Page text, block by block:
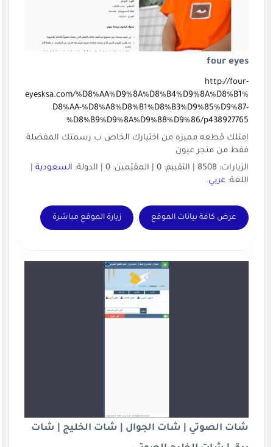
four eyes
http://four-
eyesksa.com/%D8%AA%D9%8A%D8%B4%D9%8A%D8%B1%
D8%AA-%D8%A8%D8%B1%D8%B3%D9%85%D9%87-
%D8%B9%D9%8A%D9%88%D9%86/p438927765
امتلك قطعه مميزه من اختيارك الخاص ب رسمتك المفضلة
فقط من متجر عيون
الزيارات: 8508 | التقييم: 0 | المقيّمين: 0 | الدولة:
السعودية|
اللغة: عربي
عرض كافة بيانات الموقع زيارة الموقع مباشرة
شات الصوتي | شات الجوال | شات الخليج | شات